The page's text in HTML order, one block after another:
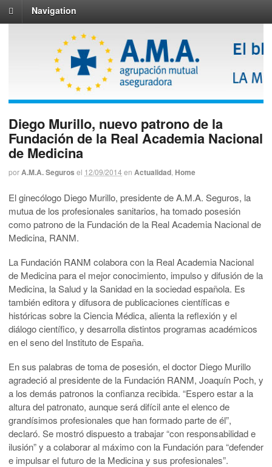
Navigation
Diego Murillo, nuevo patrono de la
Fundación de la Real Academia Nacional
de Medicina
porA.M.A. Seguros el 12/09/2014 en Actualidad Home
El ginecólogo Diego Murillo, presidente de A.M.A. Seguros, la
mutua de los profesionales sanitarios, ha tomado posesión
como patrono de la Fundación de la Real Academia Nacional de
Medicina, RANM.
La Fundación RANM colabora con la Real Academia Nacional
de Medicina para el mejor conocimiento, impulso y difusión de la
Medicina, la Salud y la Sanidad en la sociedad española. Es
también editora y difusora de publicaciones científicas e
históricas sobre la Ciencia Médica, alienta la reflexión y el
diálogo científico, y desarrolla distintos programas académicos
en el seno del Instituto de España.
En sus palabras de toma de posesión, el doctor Diego Murillo
agradeció al presidente de la Fundación RANM, Joaquín Poch, y
a los demás patronos la confianza recibida. “Espero estar a la
altura del patronato, aunque será difícil ante el elenco de
grandísimos profesionales que han formado parte de él”,
declaró. Se mostró dispuesto a trabajar “con responsabilidad e
ilusión” y a colaborar al máximo con la Fundación para “defender
e impulsar el futuro de la Medicina y sus profesionales”.